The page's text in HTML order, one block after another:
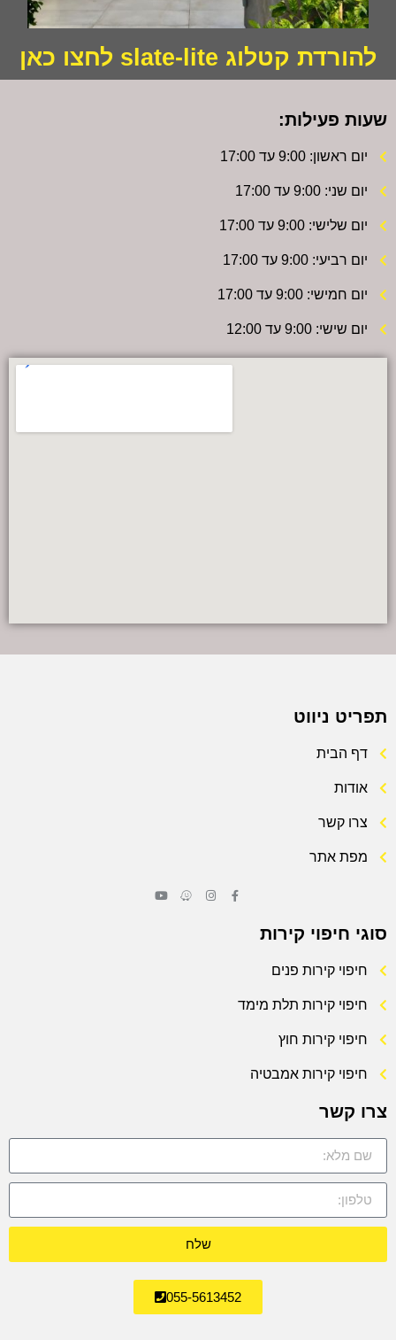
להורדת קטלוג slate-lite לחצו כאן
שעות פעילות:
יום ראשון: 9:00 עד 17:00
יום שני: 9:00 עד 17:00
יום שלישי: 9:00 עד 17:00
יום רביעי: 9:00 עד 17:00
יום חמישי: 9:00 עד 17:00
יום שישי: 9:00 עד 12:00
תפריט ניווט
דף הבית
אודות
צרו קשר
מפת אתר
סוגי חיפוי קירות
חיפוי קירות פנים
חיפוי קירות תלת מימד
חיפוי קירות חוץ
חיפוי קירות אמבטיה
צרו קשר
שלח
055-5613452